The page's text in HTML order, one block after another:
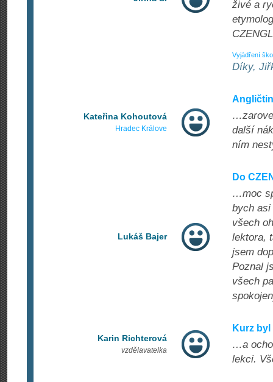
živé a
Vyjádření
Díky,
Kateřina Kohoutová
Hradec Králove
další
ním
Lukáš Bajer
Do
…moc
bych asi
všech
lektora,
jsem
Poznal
všech
Karin Richterová
vzdělavatelka
Kurz
…a
lekci.